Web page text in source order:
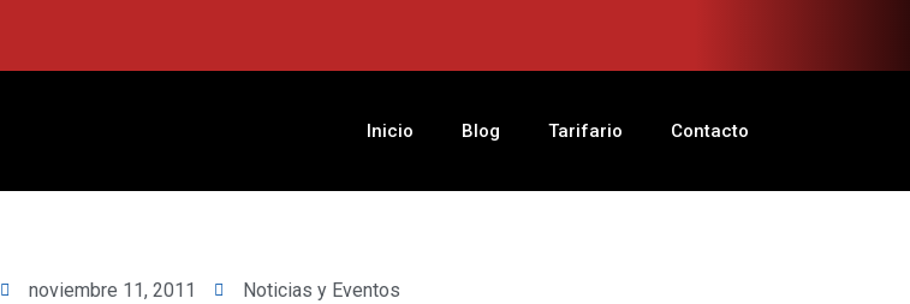
contenido
Inicio Blog Tarifario Contacto
noviembre 11, 2011 Noticias y Eventos